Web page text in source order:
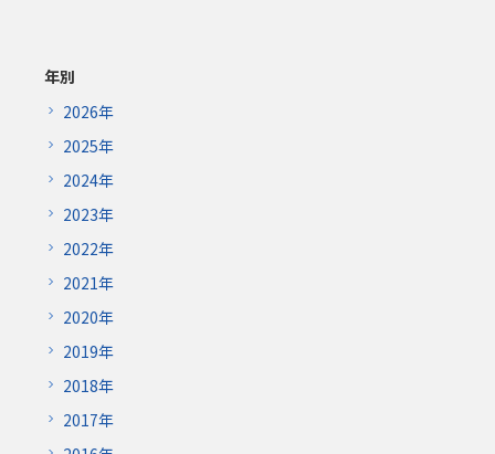
年別
2026年
2025年
2024年
2023年
2022年
2021年
2020年
2019年
2018年
2017年